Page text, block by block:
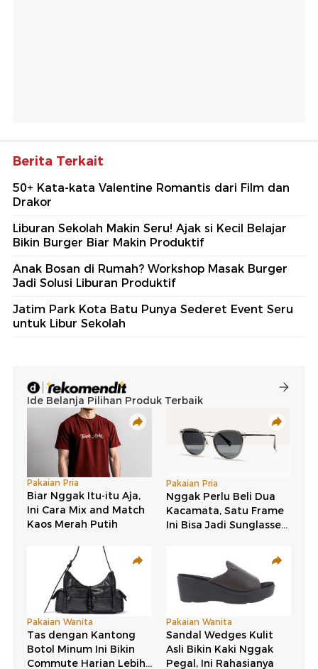
Berita Terkait
50+ Kata-kata Valentine Romantis dari Film dan
Drakor
Liburan Sekolah Makin Seru! Ajak si Kecil Belajar
Bikin Burger Biar Makin Produktif
Anak Bosan di Rumah? Workshop Masak Burger
Jadi Solusi Liburan Produktif
Jatim Park Kota Batu Punya Sederet Event Seru
untuk Libur Sekolah